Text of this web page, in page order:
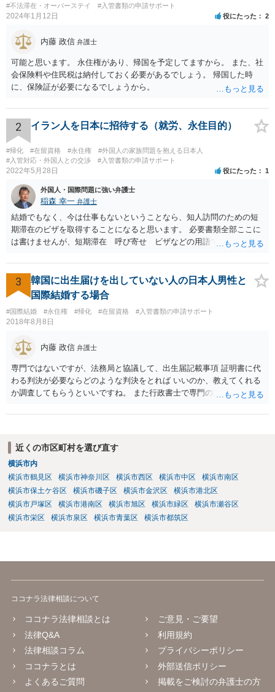
#不法滞在・オーバーステイ
#入管書類の申請サポート
2024年1月12日 役にたった 2
内藤 政信 弁護士
可能と思います。 永住権があり、帰国を予定してますから。 また、社
会保険料や住民税は納付しておく必要があるでしょう。 帰国した時
に、保険証が必要になるでしょうから。
2 イラン人を日本に招待する（就労、永住目的）
#帰化 #在留資格 #永住権
#外国人の家族問題を抱える日本人
#入管対応・外国人との交渉
#入管書類の申請サポート
2022年5月28日 役にたった 1
外国人・国際問題に強い弁護士
稲森 幸一 弁護士
結婚でもなく、今は仕事もないということなら、知人訪問のための短
期滞在のビザを取得することになると思います。 必要書類全部ここに
は書けませんが、短期滞在 呼び寄せ ビザなどの用語で検索すると
す。 それらを揃えて、イランにある日本大使館ににビザを申請するこ
とになります。 期間は通常９０日、３０日、あるいは１５日ですが、
今はコロナもあり刻々と状況が変わっているので、事前に外務省や大
使館に問い合わせたほうがいいかもしれません。ネットでの情報収集
もしたほうがいいと思います
3
韓国に出生届けを出していない人の日本人男性と
国際結婚する場合
#国際結婚 #永住権 #帰化 #在留資格 #入管書類の申請サポート
2018年8月8日
内藤 政信 弁護士
専門ではないですが、法務局と協議して、出生届記載事項 証明書に代
わる判決が必要ならどのような判決をとれば いいのか、教えてくれる
か調査してもらうといいですね。 また行政書士で専門の方がいそうな
近くの市区町村を選び直す
横浜市内
横浜市鶴見区
横浜市神奈川区 横浜市西区 横浜市中区
横浜市南区
横浜市保土ケ谷区
横浜市磯子区 横浜市金沢区
横浜市港北区
横浜市戸塚区
横浜市港南区 横浜市旭区 横浜市緑区
横浜市瀬谷区
横浜市栄区
横浜市泉区 横浜市青葉区 横浜市都筑区
ココナラ法律相談について
ココナラ法律相談とは
法律Q&A
法律相談コラム
ココナラとは
よくあるご質問
ご意見・ご要望
利用規約
プライバシーポリシー
外部送信ポリシー
掲載をご検討の弁護士の方